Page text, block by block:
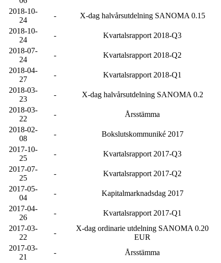
2018-10-
24
-
X-dag halvårsutdelning SANOMA 0.15
2018-10-
24
-
Kvartalsrapport 2018-Q3
2018-07-
24
-
Kvartalsrapport 2018-Q2
2018-04-
27
-
Kvartalsrapport 2018-Q1
2018-03-
23
-
X-dag halvårsutdelning SANOMA 0.2
2018-03-
22
-
Årsstämma
2018-02-
08
-
Bokslutskommuniké 2017
2017-10-
25
-
Kvartalsrapport 2017-Q3
2017-07-
25
-
Kvartalsrapport 2017-Q2
2017-05-
04
-
Kapitalmarknadsdag 2017
2017-04-
26
-
Kvartalsrapport 2017-Q1
2017-03-
22
-
X-dag ordinarie utdelning SANOMA 0.20
EUR
2017-03-
21
-
Årsstämma